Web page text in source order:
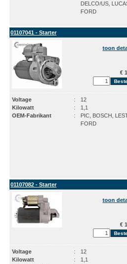
DELCO/US,
FORD
01107041 - Starter
toon
€
Voltage :
12
Kilowatt
:
1,1
OEM-Fabrikant
:
PIC, BOSCH,
FORD
01107082 - Starter
toon
€
Voltage :
12
Kilowatt
:
1,1